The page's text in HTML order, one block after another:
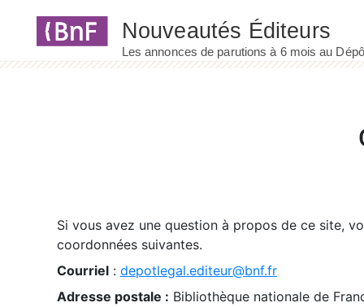
Si vous avez une question à propos de ce site,
coordonnées suivantes.
Courriel : depotlegal.editeur@bnf.fr
Adresse postale : Bibliothèque nationale de